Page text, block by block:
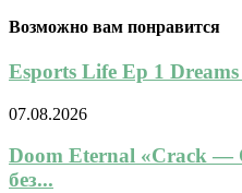
Возможно вам понравится
Esports Life Ep 1
07.08.2026
Doom Eternal «Crack —
без...